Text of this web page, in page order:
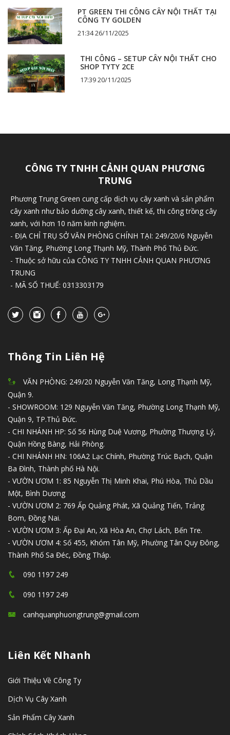
PT GREEN THI CÔNG CÂY NỘI THẤT TẠI
CÔNG TY GOLDEN
21:34 26/11/2025
THI CÔNG – SETUP CÂY NỘI THẤT CHO
SHOP TYTY 2CE
17:39 20/11/2025
CÔNG TY TNHH CẢNH QUAN PHƯƠNG
TRUNG
Phương Trung Green cung cấp dịch vụ cây xanh và sản phẩm
cây xanh như bảo dưỡng cây xanh, thiết kế, thi công trồng cây
xanh, với hơn 10 năm kinh nghiệm.
- ĐỊA CHỈ TRỤ SỞ VĂN PHÒNG CHÍNH TẠI: 249/20/6 Nguyễn
Văn Tăng, Phường Long Thạnh Mỹ, Thành Phố Thủ Đức.
- Thuộc sở hữu của CÔNG TY TNHH CẢNH QUAN PHƯƠNG
TRUNG
- MÃ SỐ THUẾ: 0313303179
Thông Tin Liên Hệ
VĂN PHÒNG: 249/20 Nguyễn Văn Tăng, Long Thạnh Mỹ,
Quận 9.
- SHOWROOM: 129 Nguyễn Văn Tăng, Phường Long Thạnh Mỹ,
Quận 9, TP.Thủ Đức.
- CHI NHÁNH HP: Số 56 Hùng Duệ Vương, Phường Thượng Lý,
Quận Hồng Bàng, Hải Phòng.
- CHI NHÁNH HN: 106A2 Lạc Chính, Phường Trúc Bạch, Quận
Ba Đình, Thành phố Hà Nội.
- VƯỜN ƯƠM 1: 85 Nguyễn Thị Minh Khai, Phú Hòa, Thủ Dầu
Một, Bình Dương
- VƯỜN ƯƠM 2: 769 Ấp Quảng Phát, Xã Quảng Tiến, Trảng
Bom, Đồng Nai.
- VƯỜN ƯƠM 3: Ấp Đại An, Xã Hòa An, Chợ Lách, Bến Tre.
- VƯỜN ƯƠM 4: Số 455, Khóm Tân Mỹ, Phường Tân Quy Đông,
Thành Phố Sa Đéc, Đồng Tháp.
090 1197 249
090 1197 249
canhquanphuongtrung@gmail.com
Liên Kết Nhanh
Giới Thiệu Về Công Ty
Dịch Vụ Cây Xanh
Sản Phẩm Cây Xanh